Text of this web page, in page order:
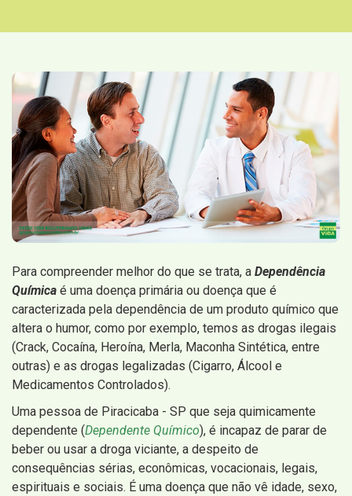
Para compreender melhor do que se trata, a Dependência
Química é uma doença primária ou doença que é
caracterizada pela dependência de um produto químico que
altera o humor, como por exemplo, temos as drogas ilegais
(Crack, Cocaína, Heroína, Merla, Maconha Sintética, entre
outras) e as drogas legalizadas (Cigarro, Álcool e
Medicamentos Controlados).
Uma pessoa de Piracicaba - SP que seja quimicamente
dependente (Dependente Químico), é incapaz de parar de
beber ou usar a droga viciante, a despeito de
consequências sérias, econômicas, vocacionais, legais,
espirituais e sociais. É uma doença que não vê idade, sexo,